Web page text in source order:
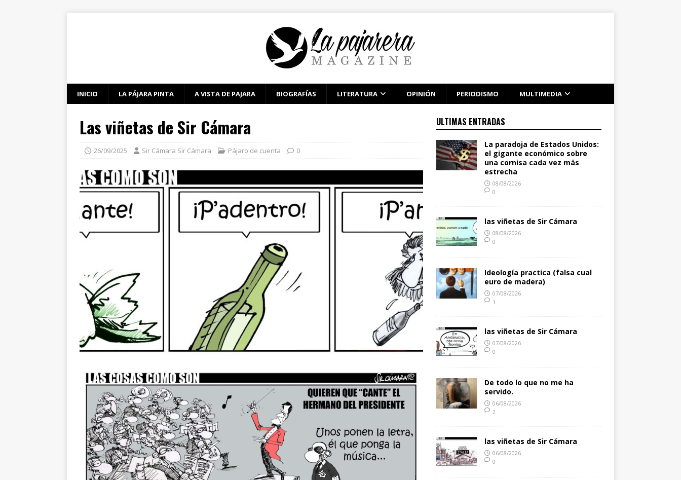
INICIO LA PÁJARA PINTA A VISTA DE PAJARA BIOGRAFÍAS LITERATURA OPINIÓN PERIODISMO MULTIMEDIA
Las viñetas de Sir Cámara
26/09/2025 Sir Cámara Sir Cámara Pájaro de cuenta 0
ULTIMAS ENTRADAS
La paradoja de Estados Unidos:
el gigante económico sobre
una cornisa cada vez más
estrecha
08/08/2026
0
las viñetas de Sir Cámara
08/08/2026
0
Ideología practica (falsa cual
euro de madera)
07/08/2026
1
las viñetas de Sir Cámara
07/08/2026
0
De todo lo que no me ha
servido.
06/08/2026
2
las viñetas de Sir Cámara
06/08/2026
0